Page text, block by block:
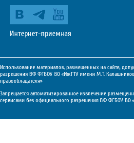
Интернет-приемная
Использование материалов, размещенных на сайте,
разрешения ВФ ФГБОУ ВО «ИжГТУ имени М.Т.
правообладателя»
Запрещается автоматизированное извлечение
сервисами без официального разрешения ВФ ФГБОУ ВО